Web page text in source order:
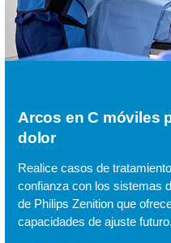
Arcos en C móviles
dolor
Realice casos de
confianza con los sistemas
de Philips Zenition que
capacidades de ajuste futuro.